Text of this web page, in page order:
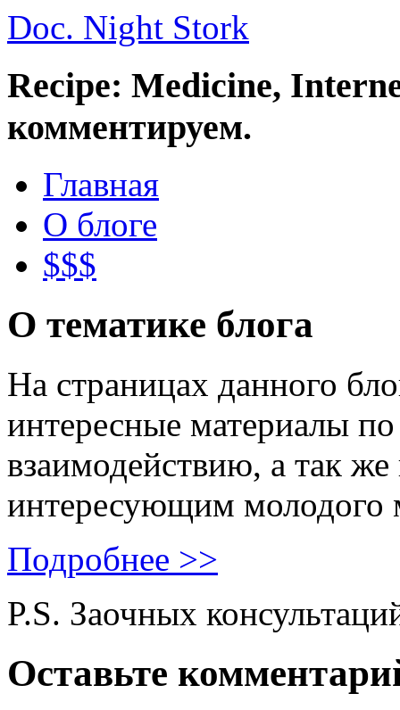
Doc. Night Stork
Recipe: Medicine,
комментируем.
Главная
О блоге
$$$
О тематике блога
На страницах данного
интересные материалы
взаимодействию, а так
интересующим молодого
Подробнее >>
P.S. Заочных
Оставьте